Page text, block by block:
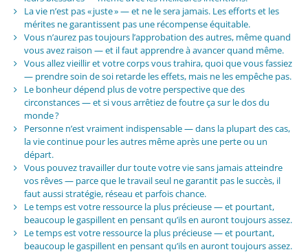
La vie n’est pas « juste » — et ne le sera jamais. Les efforts et les
mérites ne garantissent pas une récompense équitable.
Vous n’aurez pas toujours l’approbation des autres, même quand
vous avez raison — et il faut apprendre à avancer quand même.
Vous allez vieillir et votre corps vous trahira, quoi que vous fassiez
— prendre soin de soi retarde les effets, mais ne les empêche pas.
Le bonheur dépend plus de votre perspective que des
circonstances — et si vous arrêtiez de foutre ça sur le dos du
monde ?
Personne n’est vraiment indispensable — dans la plupart des cas,
la vie continue pour les autres même après une perte ou un
départ.
Vous pouvez travailler dur toute votre vie sans jamais atteindre
vos rêves — parce que le travail seul ne garantit pas le succès, il
faut aussi stratégie, réseau et parfois chance.
Le temps est votre ressource la plus précieuse — et pourtant,
beaucoup le gaspillent en pensant qu’ils en auront toujours assez.
Le temps est votre ressource la plus précieuse — et pourtant,
beaucoup le gaspillent en pensant qu’ils en auront toujours assez.